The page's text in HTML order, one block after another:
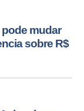
mudar
sobre R$